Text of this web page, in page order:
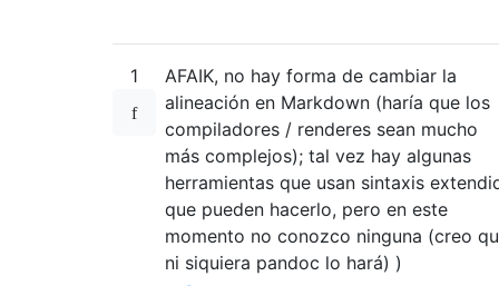
1
AFAIK, no hay forma de cambiar la
alineación en Markdown (haría que los
compiladores / renderes sean mucho
más complejos); tal vez hay algunas
herramientas que usan sintaxis
que pueden hacerlo, pero en este
momento no conozco ninguna (creo
ni siquiera pandoc lo hará) )